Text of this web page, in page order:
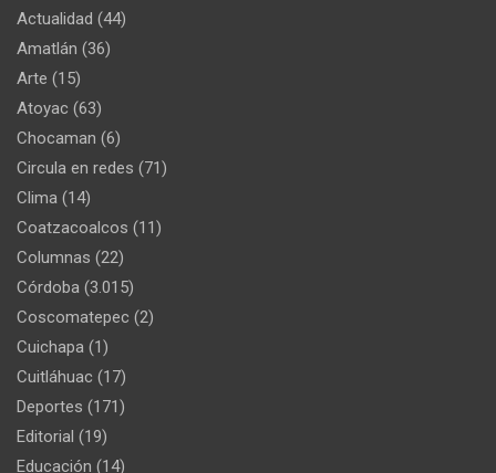
Actualidad (44)
Amatlán (36)
Arte (15)
Atoyac (63)
Chocaman (6)
Circula en redes (71)
Clima (14)
Coatzacoalcos (11)
Columnas (22)
Córdoba (3.015)
Coscomatepec (2)
Cuichapa (1)
Cuitláhuac (17)
Deportes (171)
Editorial (19)
Educación (14)